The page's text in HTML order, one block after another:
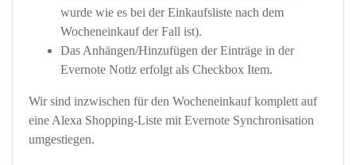
wurde wie es bei der Einkaufsliste nach dem
Wocheneinkauf der Fall ist).
Das Anhängen/Hinzufügen der Einträge in der
Evernote Notiz erfolgt als Checkbox Item.
Wir sind inzwischen für den Wocheneinkauf komplett auf
eine Alexa Shopping-Liste mit Evernote Synchronisation
umgestiegen.